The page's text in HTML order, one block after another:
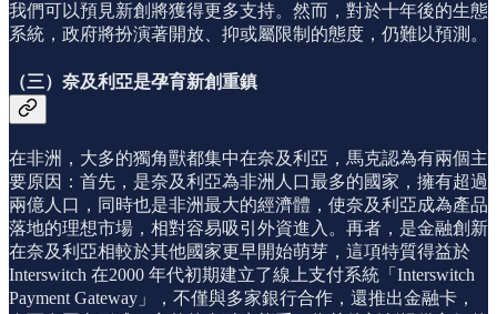
我們可以預見新創將獲得更多支持。然而，對於十年後的生態
系統，政府將扮演著開放、抑或屬限制的態度，仍難以預測。
（三）奈及利亞是孕育新創重鎮
在非洲，大多的獨角獸都集中在奈及利亞，馬克認為有兩個主
要原因：首先，是奈及利亞為非洲人口最多的國家，擁有超過
兩億人口，同時也是非洲最大的經濟體，使奈及利亞成為產品
落地的理想市場，相對容易吸引外資進入。再者，是金融創新
在奈及利亞相較於其他國家更早開始萌芽，這項特質得益於
Interswitch 在2000 年代初期建立了線上支付系統「Interswitch
Payment Gateway」，不僅與多家銀行合作，還推出金融卡，